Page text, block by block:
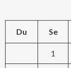
Du Se
1